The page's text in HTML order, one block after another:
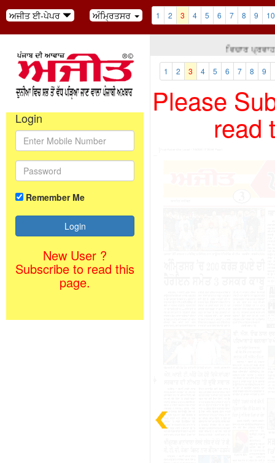
ਅਜੀਤ ਈ-ਪੇਪਰ ਅੰਮ੍ਰਿਤਸਰ 1 2 3 4 5 6 7 8 9 10
Login
Remember Me
New User ?
Subscribe to read this
page.
ਵਿਚਾਰ
1 2 3 4 5 6 7 8 9
Please
read